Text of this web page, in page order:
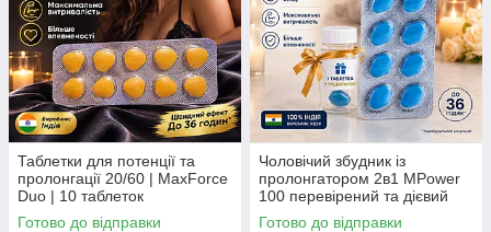
Таблетки для потенції та
пролонгації 20/60 | MaxForce
Duo | 10 таблеток
Готово до відправки
Чоловічий збудник із
пролонгатором 2в1 MPower
100 перевірений та дієвий
препарат 10 таблеток
Готово до відправки